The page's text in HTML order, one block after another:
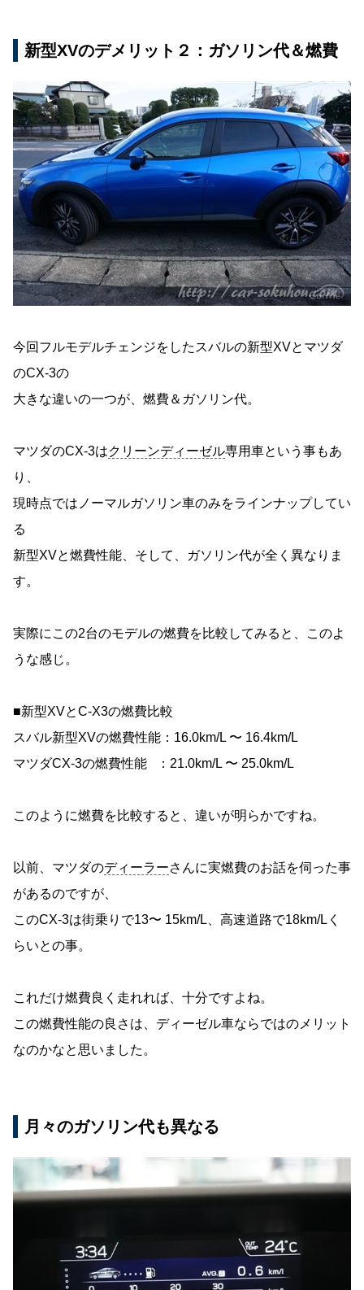
新型XVのデメリット２：ガソリン代＆燃費
今回フルモデルチェンジをしたスバルの新型XVとマツダ
のCX-3の
大きな違いの一つが、燃費＆ガソリン代。
マツダのCX-3はクリーンディーゼル専用車という事もあ
り、
現時点ではノーマルガソリン車のみをラインナップしてい
る
新型XVと燃費性能、そして、ガソリン代が全く異なりま
す。
実際にこの2台のモデルの燃費を比較してみると、このよ
うな感じ。
■新型XVとC-X3の燃費比較
スバル新型XVの燃費性能：16.0km/L 〜 16.4km/L
マツダCX-3の燃費性能 ：21.0km/L 〜 25.0km/L
このように燃費を比較すると、違いが明らかですね。
以前、マツダのディーラーさんに実燃費のお話を伺った事
があるのですが、
このCX-3は街乗りで13〜 15km/L、高速道路で18km/Lく
らいとの事。
これだけ燃費良く走れれば、十分ですよね。
この燃費性能の良さは、ディーゼル車ならではのメリット
なのかなと思いました。
月々のガソリン代も異なる